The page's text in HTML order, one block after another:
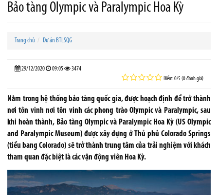
Bảo tàng Olympic và Paralympic Hoa Kỳ
Trang chủ Dự án BTLSQG
29/12/2020 09:05 3474
Điểm: 0/5 (0 đánh giá)
Nằm trong hệ thống bảo tàng quốc gia, được hoạch định để trở thành
nơi tôn vinh nơi tôn vinh các phong trào Olympic và Paralympic, sau
khi hoàn thành, Bảo tàng Olympic và Paralympic Hoa Kỳ (US Olympic
and Paralympic Museum) được xây dựng ở Thủ phủ Colorado Springs
(tiểu bang Colorado) sẽ trở thành trung tâm của trải nghiệm với khách
tham quan đặc biệt là các vận động viên Hoa Kỳ.